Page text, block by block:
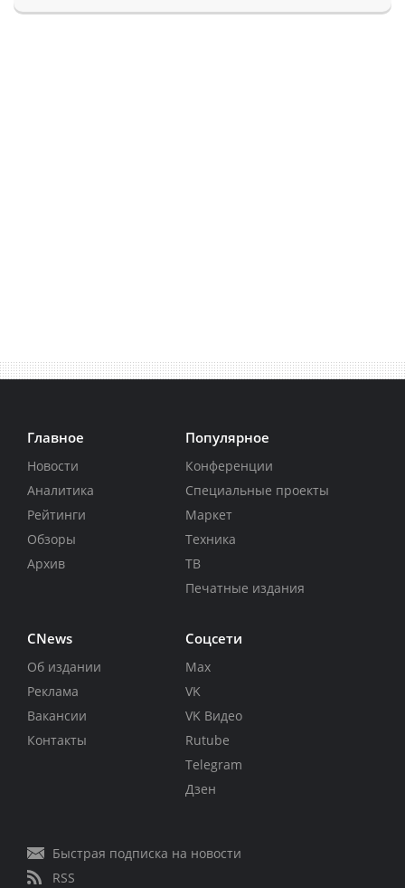
Главное
Новости
Аналитика
Рейтинги
Обзоры
Архив
Популярное
Конференции
Специальные проекты
Маркет
Техника
ТВ
Печатные издания
CNews
Об издании
Реклама
Вакансии
Контакты
Соцсети
Max
VK
VK Видео
Rutube
Telegram
Дзен
Быстрая подписка на новости
RSS